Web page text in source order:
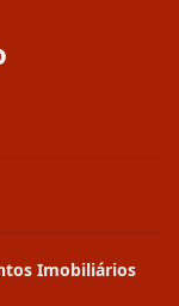
Imobiliários